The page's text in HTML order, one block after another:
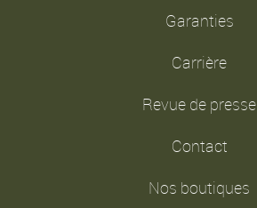
Garanties
Carrière
Revue de presse
Contact
Nos boutiques